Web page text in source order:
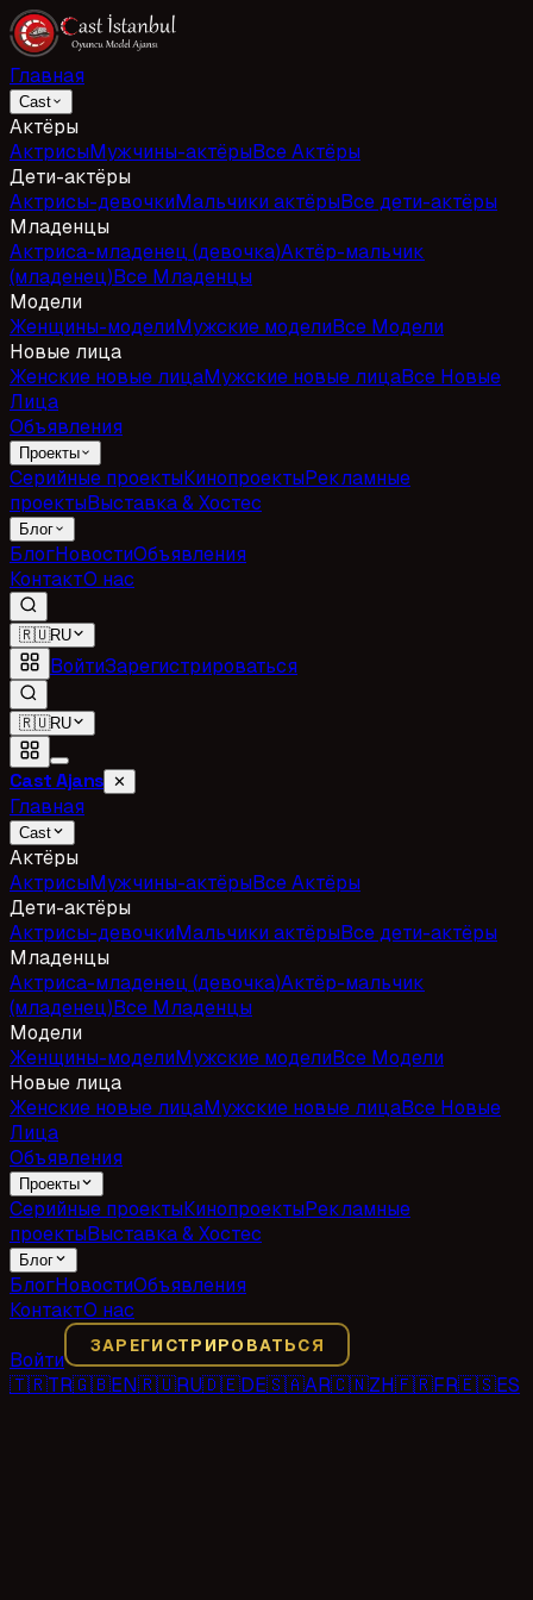
Главная
Cast
Актёры
АктрисыМужчины-актёрыВсе Актёры
Дети-актёры
Актрисы-девочкиМальчики актёрыВсе дети-актёры
Младенцы
Актриса-младенец (девочка)Актёр-мальчик
(младенец)Все Младенцы
Модели
Женщины-моделиМужские моделиВсе Модели
Новые лица
Женские новые лицаМужские новые лицаВсе Новые
Лица
Объявления
Проекты
Серийные проектыКинопроектыРекламные
проектыВыставка & Хостес
Блог
БлогНовостиОбъявления
КонтактО нас
🇷🇺RU
ВойтиЗарегистрироваться
🇷🇺RU
Cast Ajans ✕
Главная
Cast
Актёры
АктрисыМужчины-актёрыВсе Актёры
Дети-актёры
Актрисы-девочкиМальчики актёрыВсе дети-актёры
Младенцы
Актриса-младенец (девочка)Актёр-мальчик
(младенец)Все Младенцы
Модели
Женщины-моделиМужские моделиВсе Модели
Новые лица
Женские новые лицаМужские новые лицаВсе Новые
Лица
Объявления
Проекты
Серийные проектыКинопроектыРекламные
проектыВыставка & Хостес
Блог
БлогНовостиОбъявления
КонтактО нас
Войти
ЗАРЕГИСТРИРОВАТЬСЯ
🇹🇷TR🇬🇧EN🇷🇺RU🇩🇪DE🇸🇦AR🇨🇳ZH🇫🇷FR🇪🇸ES